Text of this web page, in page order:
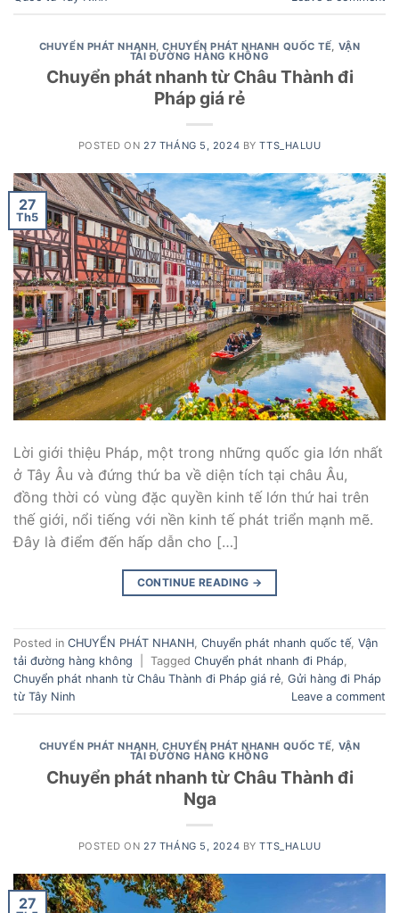
CHUYỂN PHÁT NHANH,CHUYỂN PHÁT NHANH QUỐC TẾ, VẬN
TẢI ĐƯỜNG HÀNG KHÔNG
Chuyển phát nhanh từ Châu Thành đi
Pháp giá rẻ
POSTED ON27 THÁNG 5, 2024 BYTTS_HALUU
27
Th5
Lời giới thiệu Pháp, một trong những quốc gia lớn nhất
ở Tây Âu và đứng thứ ba về diện tích tại châu Âu,
đồng thời có vùng đặc quyền kinh tế lớn thứ hai trên
thế giới, nổi tiếng với nền kinh tế phát triển mạnh mẽ.
Đây là điểm đến hấp dẫn cho […]
CONTINUE READING →
Posted in CHUYỂN PHÁT NHANH, Chuyển phát nhanh quốc tế, Vận
tải đường hàng không
Tagged Chuyển phát nhanh đi Pháp,
Chuyển phát nhanh từ Châu Thành đi Pháp giá rẻ, Gửi hàng đi Pháp
từ Tây Ninh
Leave a comment
CHUYỂN PHÁT NHANH,CHUYỂN PHÁT NHANH QUỐC TẾ, VẬN
TẢI ĐƯỜNG HÀNG KHÔNG
Chuyển phát nhanh từ Châu Thành đi
Nga
POSTED ON 27 THÁNG 5, 2024 BYTTS_HALUU
27